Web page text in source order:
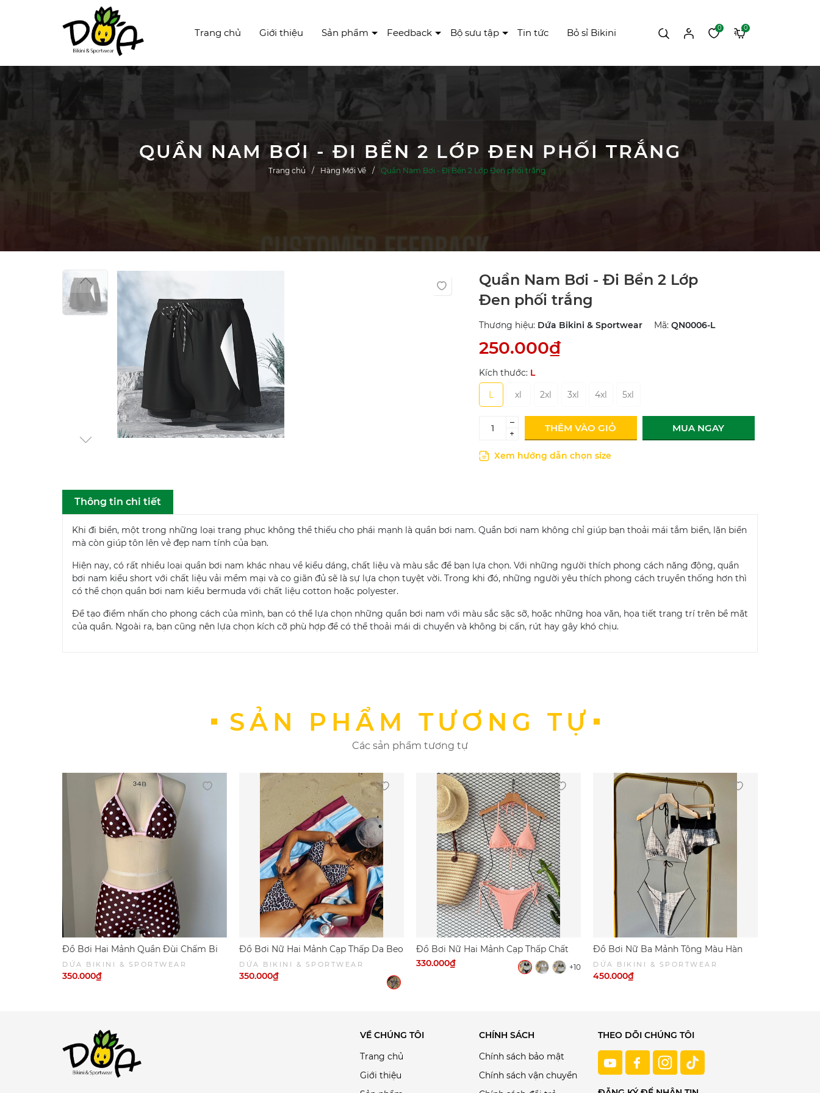
Trang chủ Giới thiệu Sản phẩm Feedback Bộ sưu tập Tin tức Bỏ sỉ Bikini 0 0
QUẦN NAM BƠI - ĐI BỂN 2 LỚP ĐEN PHỐI TRẮNG
Trang chủ Hàng Mới Về Quần Nam Bơi - Đi Bển 2 Lớp Đen phối trắng
Quần Nam Bơi - Đi Bển 2 Lớp
Đen phối trắng
Thương hiệu: Dứa Bikini & Sportwear Mã: QN0006-L
250.000₫
Kích thước: L
L
xl 2xl 3xl 4xl 5xl
–
+
THÊM VÀO GIỎ MUA NGAY
Xem hướng dẫn chọn size
Thông tin chi tiết
Khi đi biển, một trong những loại trang phục không thể thiếu cho phái mạnh là quần bơi nam. Quần bơi nam không chỉ giúp bạn thoải mái tắm biển, lặn biển
mà còn giúp tôn lên vẻ đẹp nam tính của bạn.
Hiện nay, có rất nhiều loại quần bơi nam khác nhau về kiểu dáng, chất liệu và màu sắc để bạn lựa chọn. Với những người thích phong cách năng động, quần
bơi nam kiểu short với chất liệu vải mềm mại và co giãn đủ sẽ là sự lựa chọn tuyệt vời. Trong khi đó, những người yêu thích phong cách truyền thống hơn thì
có thể chọn quần bơi nam kiểu bermuda với chất liệu cotton hoặc polyester.
Để tạo điểm nhấn cho phong cách của mình, bạn có thể lựa chọn những quần bơi nam với màu sắc sặc sỡ, hoặc những hoa văn, họa tiết trang trí trên bề mặt
của quần. Ngoài ra, bạn cũng nên lựa chọn kích cỡ phù hợp để có thể thoải mái di chuyển và không bị cấn, rút hay gây khó chịu.
SẢN PHẨM TƯƠNG TỰ
Các sản phẩm tương tự
Đồ Bơi Hai Mảnh Quần Đùi Chấm Bi
Viền Hồng
DỨA BIKINI & SPORTWEAR
350.000₫
Đồ Bơi Nữ Hai Mảnh Cạp Thấp Da Beo
Phối Nâu Sexy | DỨA BIKINI &
SPORTWEAR
DỨA BIKINI & SPORTWEAR
350.000₫
Đồ Bơi Nữ Hai Mảnh Cạp Thấp Chất
Thun Gân | DỨA BIKINI &
SPORTWEAR
330.000₫ +10
Đồ Bơi Nữ Ba Mảnh Tông Màu Hàn
Quốc -CAROÉ SWIM | DỨA BIKINI &
SPORTWEAR
DỨA BIKINI & SPORTWEAR
450.000₫
VỀ CHÚNG TÔI
Trang chủ
Giới thiệu
CHÍNH SÁCH
Chính sách bảo mật
Chính sách vận chuyển
THEO DÕI CHÚNG TÔI